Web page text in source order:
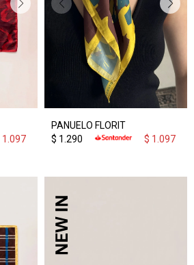
1.097
PANUELO FLORIT
$ 1.290 $ 1.097